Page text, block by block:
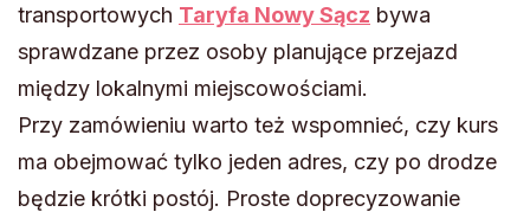
transportowych Taryfa Nowy Sącz bywa
sprawdzane przez osoby planujące przejazd
między lokalnymi miejscowościami.
Przy zamówieniu warto też wspomnieć, czy kurs
ma obejmować tylko jeden adres, czy po drodze
będzie krótki postój. Proste doprecyzowanie